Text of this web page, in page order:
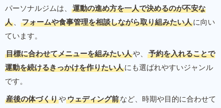
パーソナルジムは、
運動の進め方を一人で決めるのが不安な
人 、 フォームや食事管理を相談しながら取り組みたい人に向い
ています。
目標に合わせてメニューを組みたい人や、
予約を入れることで
運動を続けるきっかけを作りたい人にも選ばれやすいジャンル
です。
産後の体づくりやウェディング前など、時期や目的に合わせて